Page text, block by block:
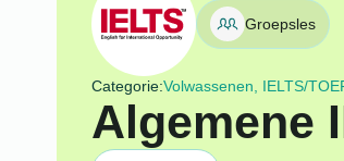
Groepsles
Categorie:Volwassenen, IELTS/
Algemene